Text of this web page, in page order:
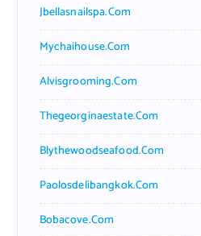
Jbellasnailspa.com
Mychaihouse.com
Alvisgrooming.com
Thegeorginaestate.com
Blythewoodseafood.com
Paolosdelibangkok.com
Bobacove.com